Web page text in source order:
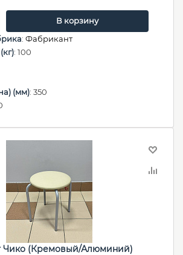
В корзину
: Фабрикант
: 100
(мм): 350
Чико (Кремовый/Алюминий)